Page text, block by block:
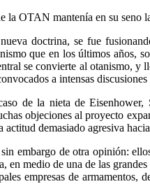
OTAN mantenía en su seno
doctrina, se fue
que en los últimos
se convierte al otanismo, y
a intensas
de la nieta de
objeciones al proyecto
demasiado agresiva
embargo de otra opinión:
en medio de una de las
empresas de